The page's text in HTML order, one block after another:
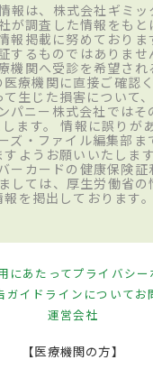
報は、株式会社ギミッ
が調査した情報をもと
報掲載に努めておりま
するものではありませ
機関へ受診を希望され
療機関に直接ご確認く
生じた損害について
パニー株式会社では
ます。 情報に誤りが
ズ・ファイル編集部ま
すようお願いいたします
ーカードの健康保険証
しては、厚生労働省の
報を掲出しております。
にあたってプライバシー
ガイドラインについてお
運営会社
【医療機関の方】